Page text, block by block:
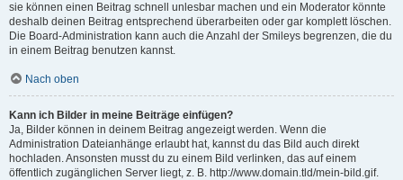
sie können einen Beitrag schnell unlesbar machen und ein Moderator könnte
deshalb deinen Beitrag entsprechend überarbeiten oder gar komplett löschen.
Die Board-Administration kann auch die Anzahl der Smileys begrenzen, die du
in einem Beitrag benutzen kannst.
Nach oben
Kann ich Bilder in meine Beiträge einfügen?
Ja, Bilder können in deinem Beitrag angezeigt werden. Wenn die
Administration Dateianhänge erlaubt hat, kannst du das Bild auch direkt
hochladen. Ansonsten musst du zu einem Bild verlinken, das auf einem
öffentlich zugänglichen Server liegt, z. B. http://www.domain.tld/mein-bild.gif.